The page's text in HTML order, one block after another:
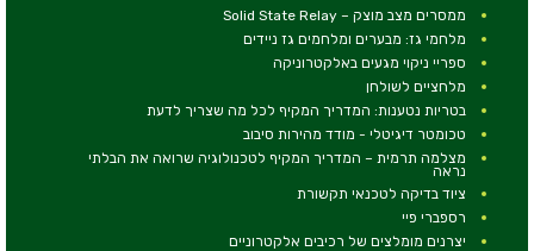
ממסרים מצב מוצק – Solid State Relay
מלחמי גז: מבערים ומלחמים גז ניידים
ספריי ניקוי מגעים באלקטרוניקה
מלחציים לשולחן
בטריות נטענות: המדריך המקיף לכל מה שצריך לדעת
טכומטר דיגיטלי - מודד מהירות סיבוב
מצלמה תרמית – המדריך המקיף לטכנולוגיה שרואה את הבלתי
נראה
ציוד בדיקה לטכנאי תקשורת
רספברי פיי
יצרנים מומלצים של רכיבים אלקטרוניים